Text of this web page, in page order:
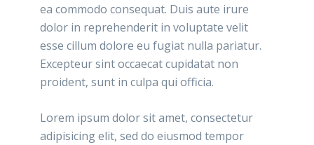
ea commodo consequat. Duis aute irure
dolor in reprehenderit in voluptate velit
esse cillum dolore eu fugiat nulla pariatur.
Excepteur sint occaecat cupidatat non
proident, sunt in culpa qui officia.
Lorem ipsum dolor sit amet, consectetur
adipisicing elit, sed do eiusmod tempor